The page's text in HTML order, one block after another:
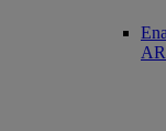
AR